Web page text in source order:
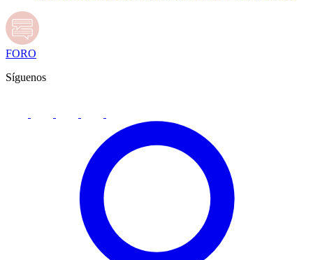
FORO
Síguenos